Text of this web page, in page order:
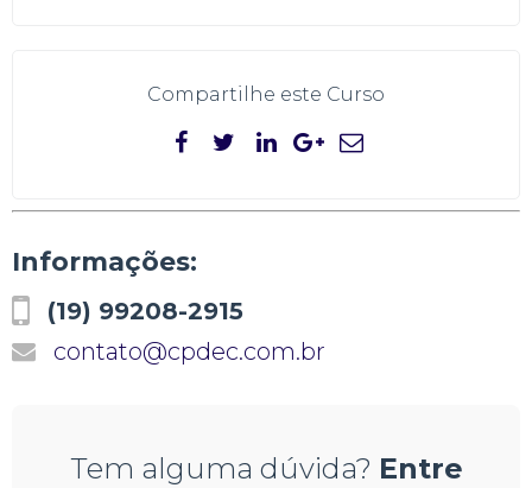
Compartilhe este Curso
Informações:
(19) 99208-2915
contato@cpdec.com.br
Tem alguma dúvida? Entre